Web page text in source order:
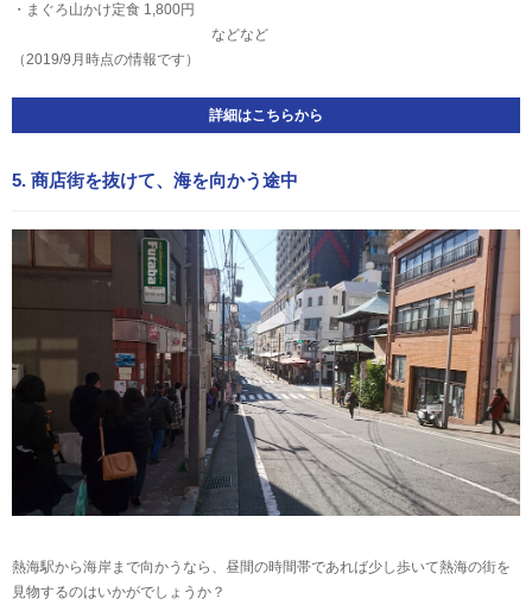
・まぐろ山かけ定食 1,800円
などなど
（2019/9月時点の情報です）
詳細はこちらから
5. 商店街を抜けて、海を向かう途中
熱海駅から海岸まで向かうなら、昼間の時間帯であれば少し歩いて熱海の街を
見物するのはいかがでしょうか？